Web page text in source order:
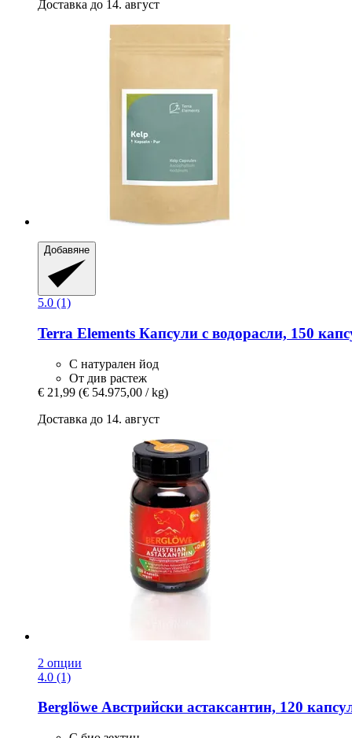
Доставка до 14. август
Добавяне
5.0 (1)
Terra Elements Капсули с водорасли, 150
С натурален йод
От див растеж
€ 21,99 (€ 54.975,00 / kg)
Доставка до 14. август
2 опции
4.0 (1)
Berglöwe Австрийски астаксантин, 120